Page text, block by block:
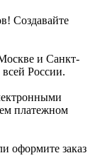
Создавайте
и Санкт-
России.
платежном
оформите заказ